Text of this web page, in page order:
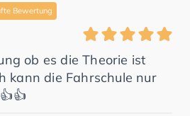
Bewertung
ob es die Theorie ist
kann die Fahrschule nur